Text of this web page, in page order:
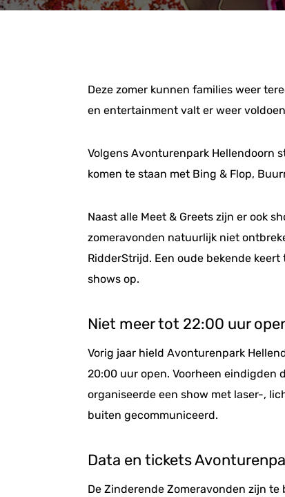
Deze zomer kunnen families weer
en entertainment valt er weer
Volgens Avonturenpark Hellendoorn
komen te staan met Bing & Flop,
Naast alle Meet & Greets zijn er ook
zomeravonden natuurlijk niet
RidderStrijd. Een oude bekende
shows op.
Niet meer tot 22:00 uur
Vorig jaar hield Avonturenpark
20:00 uur open. Voorheen eindigden
organiseerde een show met laser-,
buiten gecommuniceerd.
Data en tickets
De Zinderende Zomeravonden zijn te